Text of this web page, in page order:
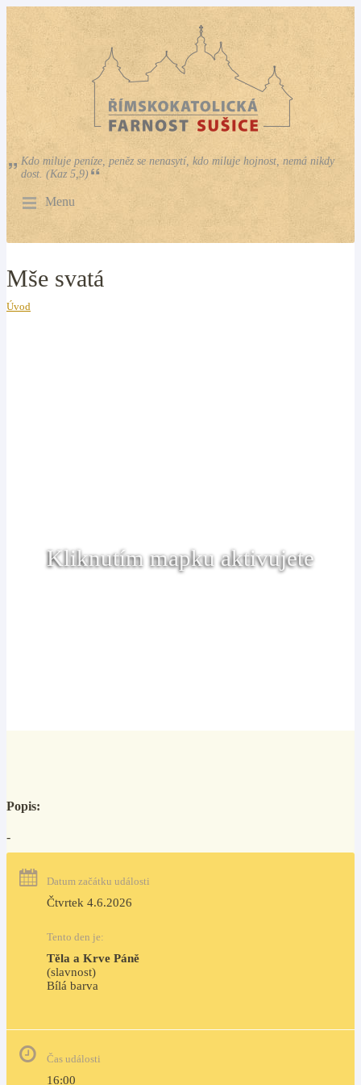
Kdo miluje peníze, peněz se nenasytí, kdo miluje hojnost, nemá nikdy
dost. (Kaz 5,9)
Menu
Mše svatá
Úvod
Kliknutím mapku aktivujete
Popis:
-
Datum začátku události
Čtvrtek 4.6.2026
Tento den je:
Těla a Krve Páně
(slavnost)
Bílá barva
Čas události
16:00